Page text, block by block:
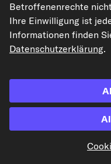
Vertrag widerrufen
© 2026 kfzteile24 GmbH -
¹„Gratis Versand“ oder „ohne
deutschen
Betroffenenrechte
Ihre Einwilligung ist
Informationen finden
Datenschutzerklärung.